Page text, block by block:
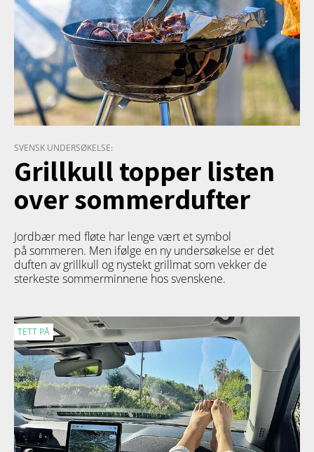
SVENSK UNDERSØKELSE:
Grillkull topper listen
over sommerdufter
Jordbær med fløte har lenge vært et symbol
på sommeren. Men ifølge en ny undersøkelse er det
duften av grillkull og nystekt grillmat som vekker de
sterkeste sommerminnene hos svenskene.
TETT PÅ